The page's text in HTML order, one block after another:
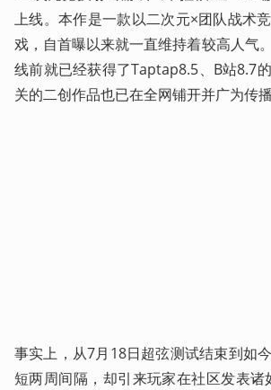
上线。本作是一款以二次元×团队战术
戏，自首曝以来就一直维持着较高人气
线前就已经获得了Taptap8.5、B站8.7
关的二创作品也已在全网铺开并广为传播
事实上，从7月18日超弦测试结束到如
短两周间隔，却引来玩家在社区发表诸